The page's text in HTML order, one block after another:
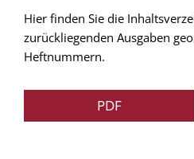
Hier finden Sie die
zurückliegenden Ausgaben
Heftnummern.
PDF